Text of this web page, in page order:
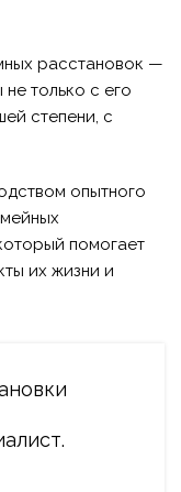
расстановок —
только с его
степени, с
опытного
помогает
их жизни и